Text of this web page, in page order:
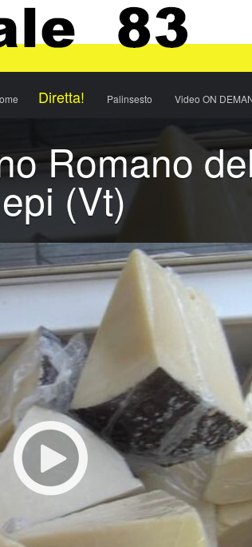
Diretta! Palinsesto Video ON
Romano
(Vt)